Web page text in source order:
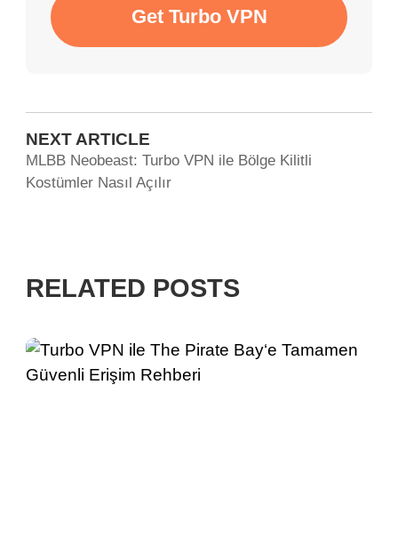
Get Turbo VPN
NEXT ARTICLE
MLBB Neobeast: Turbo VPN ile Bölge Kilitli
Kostümler Nasıl Açılır
RELATED POSTS